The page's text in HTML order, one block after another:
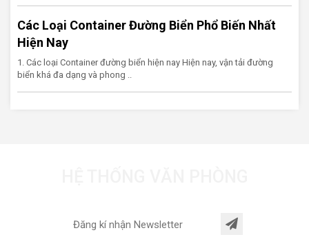
Các Loại Container Đường Biển Phổ Biến Nhất
Hiện Nay
1. Các loại Container đường biển hiện nay Hiện nay, vận tải đường
biển khá đa dạng và phong ..